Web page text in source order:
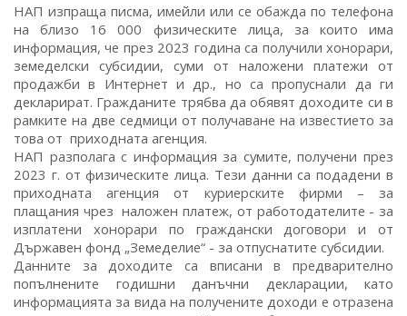
НАП изпраща писма, имейли или се обажда по телефона
на близо 16 000 физическите лица, за които има
информация, че през 2023 година са получили хонорари,
земеделски субсидии, суми от наложени платежи от
продажби в Интернет и др., но са пропуснали да ги
декларират. Гражданите трябва да обявят доходите си в
рамките на две седмици от получаване на известието за
това от приходната агенция.
НАП разполага с информация за сумите, получени през
2023 г. от физическите лица. Тези данни са подадени в
приходната агенция от куриерските фирми – за
плащания чрез наложен платеж, от работодателите - за
изплатени хонорари по граждански договори и от
Държавен фонд „Земеделие“ - за отпуснатите субсидии.
Данните за доходите са вписани в предварително
попълнените годишни данъчни декларации, като
информацията за вида на получените доходи е отразена